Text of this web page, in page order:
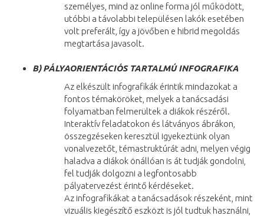
személyes, mind az online forma jól működött,
utóbbi a távolabbi településen lakók esetében
volt preferált, így a jövőben e hibrid megoldás
megtartása javasolt.
B) PÁLYAORIENTÁCIÓS TARTALMÚ INFOGRAFIKA
Az elkészült infografikák érintik mindazokat a
fontos témaköröket, melyek a tanácsadási
folyamatban felmerültek a diákok részéről.
Interaktív feladatokon és látványos ábrákon,
összegzéseken keresztül igyekeztünk olyan
vonalvezetőt, témastruktúrát adni, melyen végig
haladva a diákok önállóan is át tudják gondolni,
fel tudják dolgozni a legfontosabb
pályatervezést érintő kérdéseket.
Az infografikákat a tanácsadások részeként, mint
vizuális kiegészítő eszközt is jól tudtuk használni,